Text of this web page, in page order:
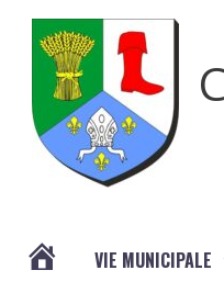
VIE MUNICIPALE